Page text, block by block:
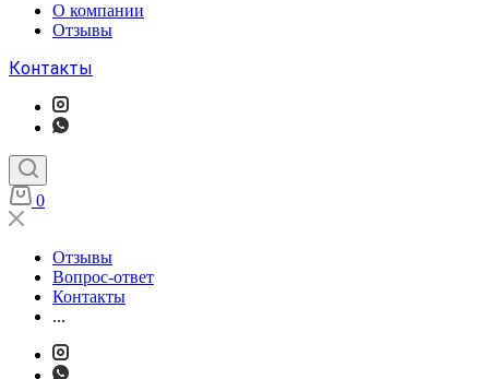
О компании
Отзывы
Контакты
0
Отзывы
Вопрос-ответ
Контакты
...